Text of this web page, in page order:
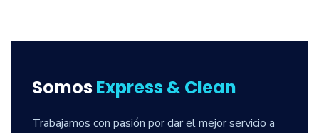
SomosExpress & Clean
Trabajamos con pasión por dar el mejor servicio a